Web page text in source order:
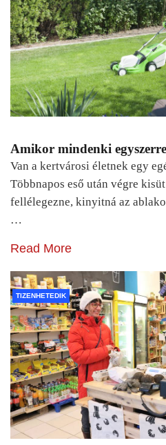
Amikor mindenki
Van a kertvárosi életnek egy
Többnapos eső után végre
fellélegezne, kinyitná az
…
Read More
TIZENHETEDIK